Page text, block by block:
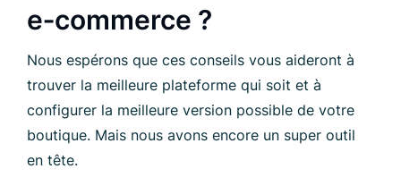
e‑commerce ?
Nous espérons que ces conseils vous aideront à
trouver la meilleure plateforme qui soit et à
configurer la meilleure version possible de votre
boutique. Mais nous avons encore un super outil
en tête.